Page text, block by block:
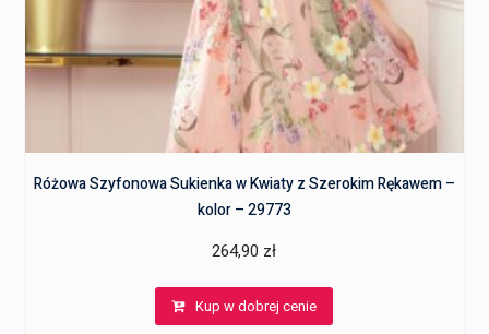
Różowa Szyfonowa Sukienka w Kwiaty z Szerokim Rękawem –
kolor – 29773
264,90 zł
Kup w dobrej cenie